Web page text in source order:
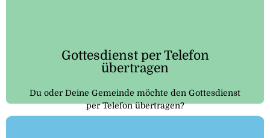
Gottesdienst per Telefon
übertragen
Du oder Deine Gemeinde möchte den Gottesdienst
per Telefon übertragen?